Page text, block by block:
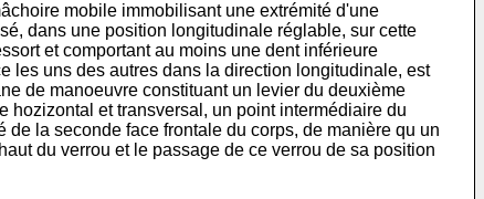
mobile immobilisant une extrémité d'une
dans une position longitudinale réglable, sur cette
et comportant au moins une dent inférieure
les uns des autres dans la direction longitudinale, est
de manoeuvre constituant un levier du deuxième
hozizontal et transversal, un point intermédiaire du
la seconde face frontale du corps, de manière qu un
du verrou et le passage de ce verrou de sa position